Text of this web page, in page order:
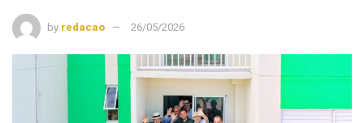
by redacao 26/05/2026